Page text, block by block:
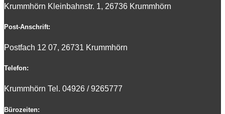
Krummhörn Kleinbahnstr. 1, 26736 Krummhörn
Post-Anschrift:
Postfach 12 07, 26731 Krummhörn
Telefon:
Krummhörn Tel. 04926 / 9265777
Bürozeiten: